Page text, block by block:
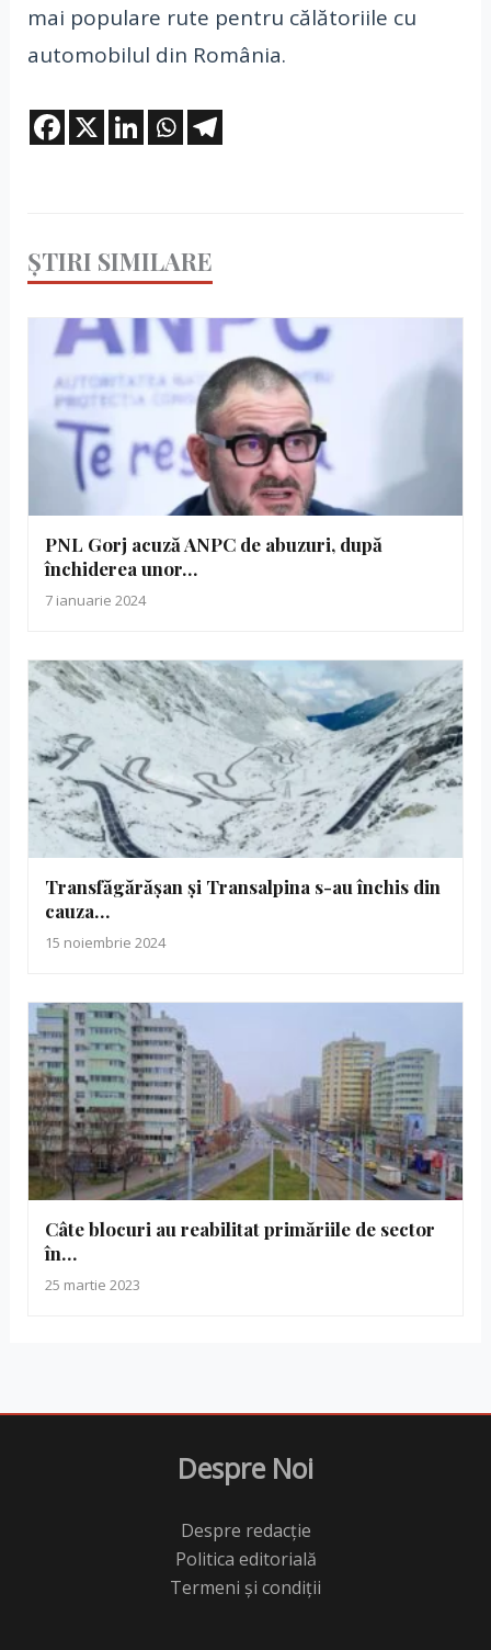
mai populare rute pentru călătoriile cu
automobilul din România.
ȘTIRI SIMILARE
PNL Gorj acuză ANPC de abuzuri, după
închiderea unor…
7 ianuarie 2024
Transfăgărășan și Transalpina s-au închis din
cauza…
15 noiembrie 2024
Câte blocuri au reabilitat primăriile de sector
în…
25 martie 2023
Despre Noi
Despre redacție
Politica editorială
Termeni și condiții